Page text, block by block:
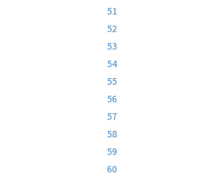
51
52
53
54
55
56
57
58
59
60